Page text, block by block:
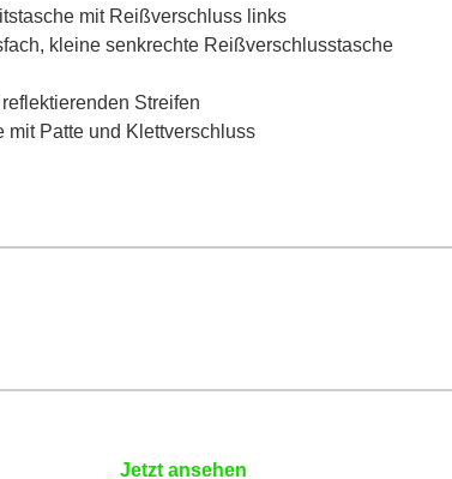
mit Reißverschluss links
kleine senkrechte Reißverschlusstasche
Streifen
mit Patte und Klettverschluss
Jetzt ansehen